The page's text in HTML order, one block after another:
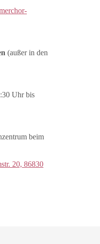
(außer in den
Uhr bis
beim
20, 86830